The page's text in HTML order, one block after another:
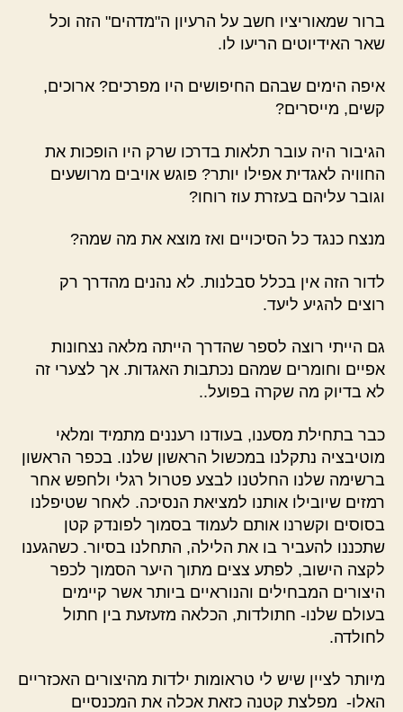
ברור שמאוריציו חשב על הרעיון ה"מדהים" הזה וכל
שאר האידיוטים הריעו לו.
איפה הימים שבהם החיפושים היו מפרכים? ארוכים,
קשים, מייסרים?
הגיבור היה עובר תלאות בדרכו שרק היו הופכות את
החוויה לאגדית אפילו יותר? פוגש אויבים מרושעים
וגובר עליהם בעזרת עוז רוחו?
מנצח כנגד כל הסיכויים ואז מוצא את מה שמה?
לדור הזה אין בכלל סבלנות. לא נהנים מהדרך רק
רוצים להגיע ליעד.
גם הייתי רוצה לספר שהדרך הייתה מלאה נצחונות
אפיים וחומרים שמהם נכתבות האגדות. אך לצערי זה
לא בדיוק מה שקרה בפועל..
כבר בתחילת מסענו, בעודנו רעננים מתמיד ומלאי
מוטיבציה נתקלנו במכשול הראשון שלנו. בכפר הראשון
ברשימה שלנו החלטנו לבצע פטרול רגלי ולחפש אחר
רמזים שיובילו אותנו למציאת הנסיכה. לאחר שטיפלנו
בסוסים וקשרנו אותם לעמוד בסמוך לפונדק קטן
שתכננו להעביר בו את הלילה, התחלנו בסיור. כשהגענו
לקצה הישוב, לפתע צצים מתוך היער הסמוך לכפר
היצורים המבחילים והנוראיים ביותר אשר קיימים
בעולם שלנו- חתולדות, הכלאה מזעזעת בין חתול
לחולדה.
מיותר לציין שיש לי טראומות ילדות מהיצורים האכזריים
האלו- מפלצת קטנה כזאת אכלה את המכנסיים